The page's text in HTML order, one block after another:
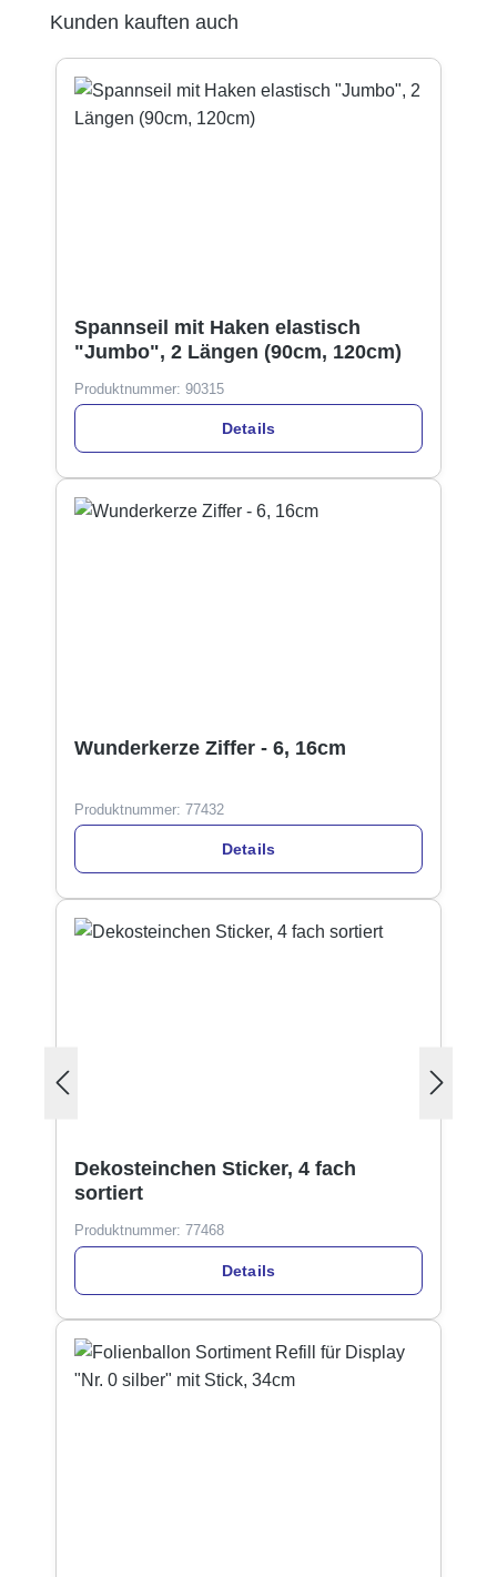
Produktgalerie überspringen
Kunden kauften auch
Spannseil mit Haken elastisch
"Jumbo", 2 Längen (90cm, 120cm)
Produktnummer: 90315
Details
Wunderkerze Ziffer - 6, 16cm
Produktnummer: 77432
Details
Dekosteinchen Sticker, 4 fach
sortiert
Produktnummer: 77468
Details